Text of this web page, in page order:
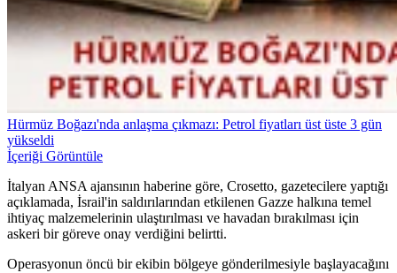
Hürmüz Boğazı'nda anlaşma çıkmazı: Petrol fiyatları üst üste 3 gün
yükseldi
İçeriği Görüntüle
İtalyan ANSA ajansının haberine göre, Crosetto, gazetecilere yaptığı
açıklamada, İsrail'in saldırılarından etkilenen Gazze halkına temel
ihtiyaç malzemelerinin ulaştırılması ve havadan bırakılması için
askeri bir göreve onay verdiğini belirtti.
Operasyonun öncü bir ekibin bölgeye gönderilmesiyle başlayacağını